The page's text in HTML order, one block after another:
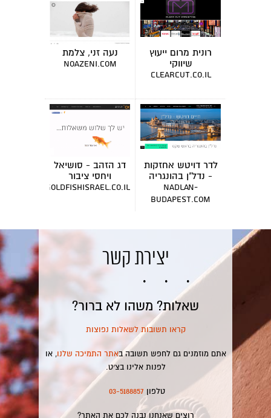
רונית מרום ייעוץ
שיווקי
clearcut.co.il
נעה זני, צלמת
noazeni.com
לדר דויטש אחזקות
- נדל"ן בהונגריה
nadlan-
budapest.com
דג הזהב - סושיאל
ויחסי ציבור
goldfishisrael.co.il
יצירת קשר
שאלות? משהו לא ברור?
קראו תשובות לשאלות נפוצות
אתם מוזמנים גם לחפש תשובה באתר התמיכה שלנו, או
לפנות אלינו בצ׳ט.
טלפון 03-5188857
רוצים שאנחנו נבנה לכם את האתר?